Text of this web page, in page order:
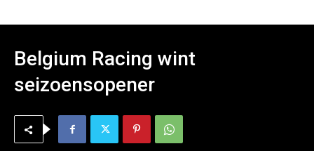
Belgium Racing wint
seizoensopener